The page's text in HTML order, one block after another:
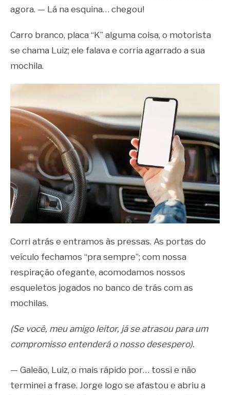
agora. — Lá na esquina… chegou!
Carro branco, placa “K” alguma coisa, o motorista
se chama Luiz; ele falava e corria agarrado a sua
mochila.
Corri atrás e entramos às pressas. As portas do
veículo fechamos “pra sempre”; com nossa
respiração ofegante, acomodamos nossos
esqueletos jogados no banco de trás com as
mochilas.
(Se você, meu amigo leitor, já se atrasou para um
compromisso entenderá o nosso desespero).
— Galeão, Luiz, o mais rápido por… tossi e não
terminei a frase. Jorge logo se afastou e abriu a